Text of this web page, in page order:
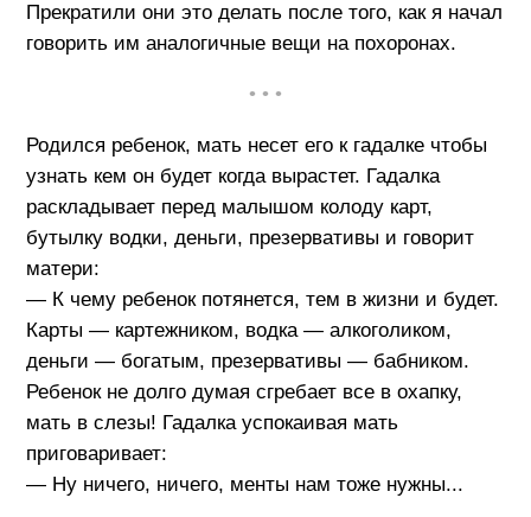
Прекратили они это делать после того, как я начал
говорить им аналогичные вещи на похоронах.
• • •
Родился ребенок, мать несет его к гадалке чтобы
узнать кем он будет когда вырастет. Гадалка
раскладывает перед малышом колоду карт,
бутылку водки, деньги, презервативы и говорит
матери:
— К чему ребенок потянется, тем в жизни и будет.
Карты — картежником, водка — алкоголиком,
деньги — богатым, презервативы — бабником.
Ребенок не долго думая сгребает все в охапку,
мать в слезы! Гадалка успокаивая мать
приговаривает:
— Ну ничего, ничего, менты нам тоже нужны...